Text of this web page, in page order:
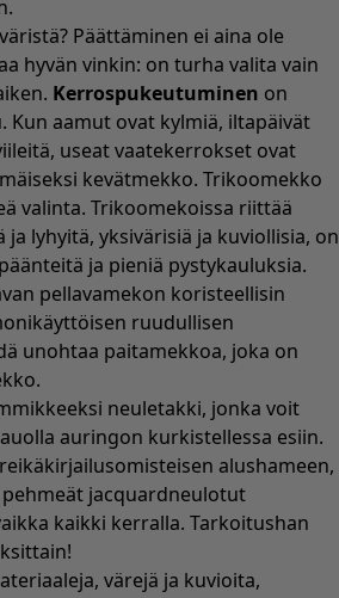
Päättäminen ei aina ole
hyvän vinkin: on turha valita vain
Kerrospukeutuminen on
Kun aamut ovat kylmiä, iltapäivät
useat vaatekerrokset ovat
kevätmekko. Trikoomekko
valinta. Trikoomekoissa riittää
lyhyitä, yksivärisiä ja kuviollisia, on
ja pieniä pystykauluksia.
pellavamekon koristeellisin
ruudullisen
unohtaa paitamekkoa, joka on
neuletakki, jonka voit
auringon kurkistellessa esiin.
alushameen,
pehmeät jacquardneulotut
kaikki kerralla. Tarkoitushan
värejä ja kuvioita,